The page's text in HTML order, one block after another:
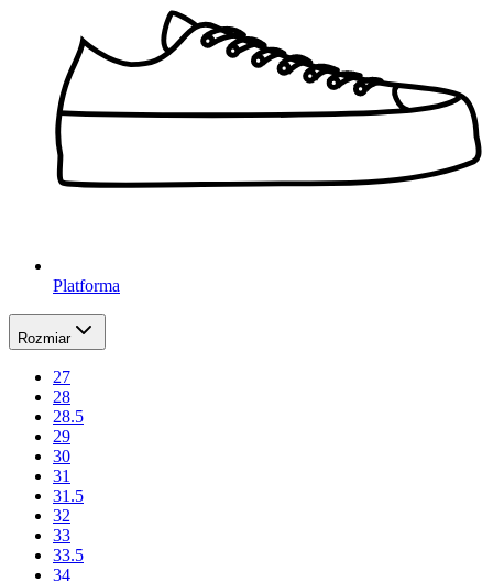
Platforma
Rozmiar
27
28
28.5
29
30
31
31.5
32
33
33.5
34